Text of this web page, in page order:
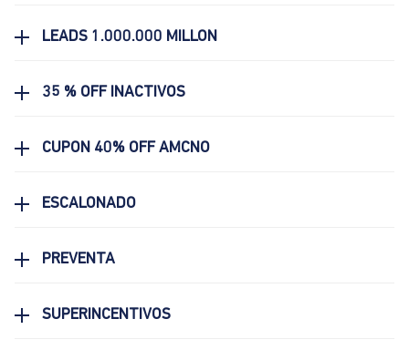
LEADS 1.000.000 MILLON
35 % OFF INACTIVOS
CUPON 40% OFF AMCNO
ESCALONADO
PREVENTA
SUPERINCENTIVOS